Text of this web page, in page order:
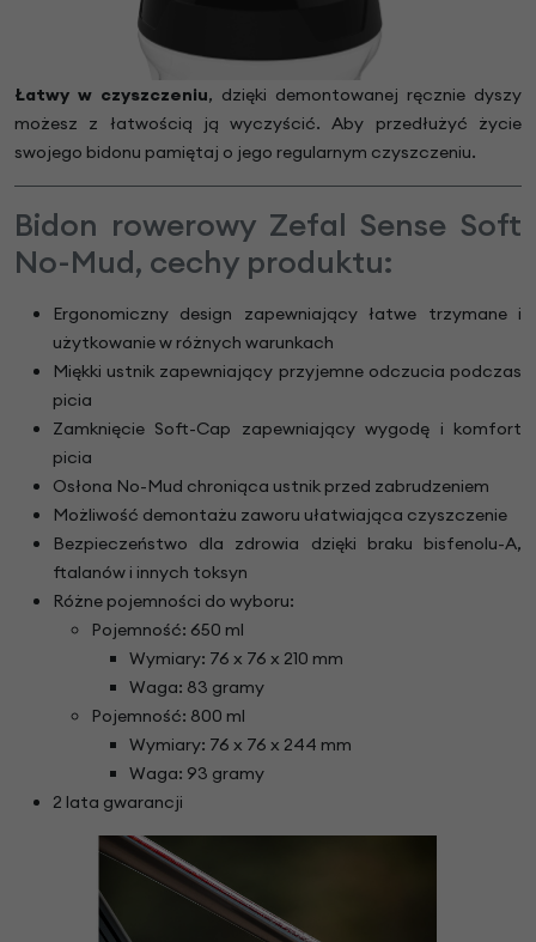
Łatwy w czyszczeniu, dzięki demontowanej ręcznie dyszy
możesz z łatwością ją wyczyścić. Aby przedłużyć życie
swojego bidonu pamiętaj o jego regularnym czyszczeniu.
Bidon rowerowy Zefal Sense Soft
No-Mud, cechy produktu:
Ergonomiczny design zapewniający łatwe trzymane i
użytkowanie w różnych warunkach
Miękki ustnik zapewniający przyjemne odczucia podczas
picia
Zamknięcie Soft-Cap zapewniający wygodę i komfort
picia
Osłona No-Mud chroniąca ustnik przed zabrudzeniem
Możliwość demontażu zaworu ułatwiająca czyszczenie
Bezpieczeństwo dla zdrowia dzięki braku bisfenolu-A,
ftalanów i innych toksyn
Różne pojemności do wyboru:
Pojemność: 650 ml
Wymiary: 76 x 76 x 210 mm
Waga: 83 gramy
Pojemność: 800 ml
Wymiary: 76 x 76 x 244 mm
Waga: 93 gramy
2 lata gwarancji